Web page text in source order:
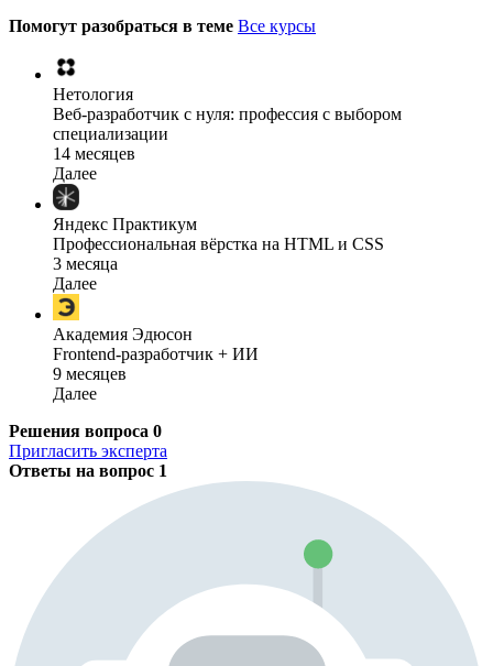
Помогут разобраться в теме Все курсы
Нетология
Веб-разработчик с нуля: профессия с выбором
специализации
14 месяцев
Далее
Яндекс Практикум
Профессиональная вёрстка на HTML и CSS
3 месяца
Далее
Академия Эдюсон
Frontend-разработчик + ИИ
9 месяцев
Далее
Решения вопроса 0
Пригласить эксперта
Ответы на вопрос 1